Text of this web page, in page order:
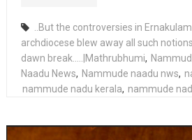
..But the controversies in
archdiocese blew away all such
dawn break…..|Mathrubhumi,
Naadu News, Nammude naadu nws,
nammude nadu kerala, nammude